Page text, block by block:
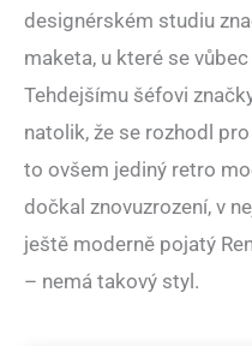
designérském studiu
maketa, u které se
Tehdejšímu šéfovi
natolik, že se rozhodl
to ovšem jediný retro
dočkal znovuzrození, v
ještě moderně pojatý
– nemá takový styl.